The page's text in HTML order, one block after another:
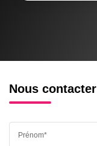
Nous contacter
Prénom*